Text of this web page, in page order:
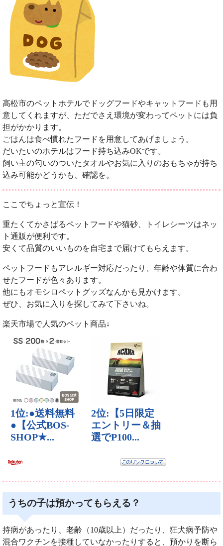
高松市のペットホテルでドッグフードやキャットフードも用
意してくれますが、ただでさえ環境が変わってペットには負
担がかかります。
ごはんは食べ慣れたフードを用意してあげましょう。
だいたいのホテルはフード持ち込みOKです。
飼い主の匂いのついたタオルやお気に入りのおもちゃが持ち
込み可能かどうかも、確認を。
ここでちょっと宣伝！
重たくてかさばるペットフードや猫砂、トイレシーツはネッ
ト通販が便利です。
安くて品質のいいものを自宅まで届けてもらえます。
ペットフードもアレルギー対応だったり、年齢や体質に合わ
せたフードが色々あります。
他にもオモシロペットグッズなんかも見かけます。
ぜひ、お気に入りを探してみて下さいね。
楽天市場で人気のペット商品↓
うちの子は預かってもらえる？
持病があったり、老齢（10歳以上）だったり、狂犬病予防や
混合ワクチンを接種していなかったりすると、預かりを断ら